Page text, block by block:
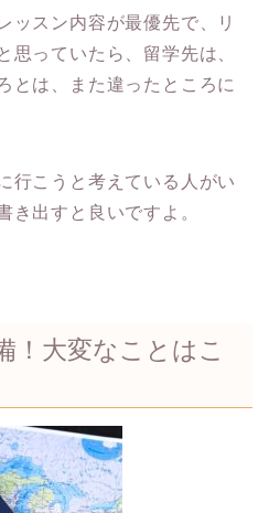
ッスン内容が最優先で、リ
思っていたら、留学先は、
とは、また違ったところに
行こうと考えている人がい
き出すと良いですよ。
！大変なことはこ